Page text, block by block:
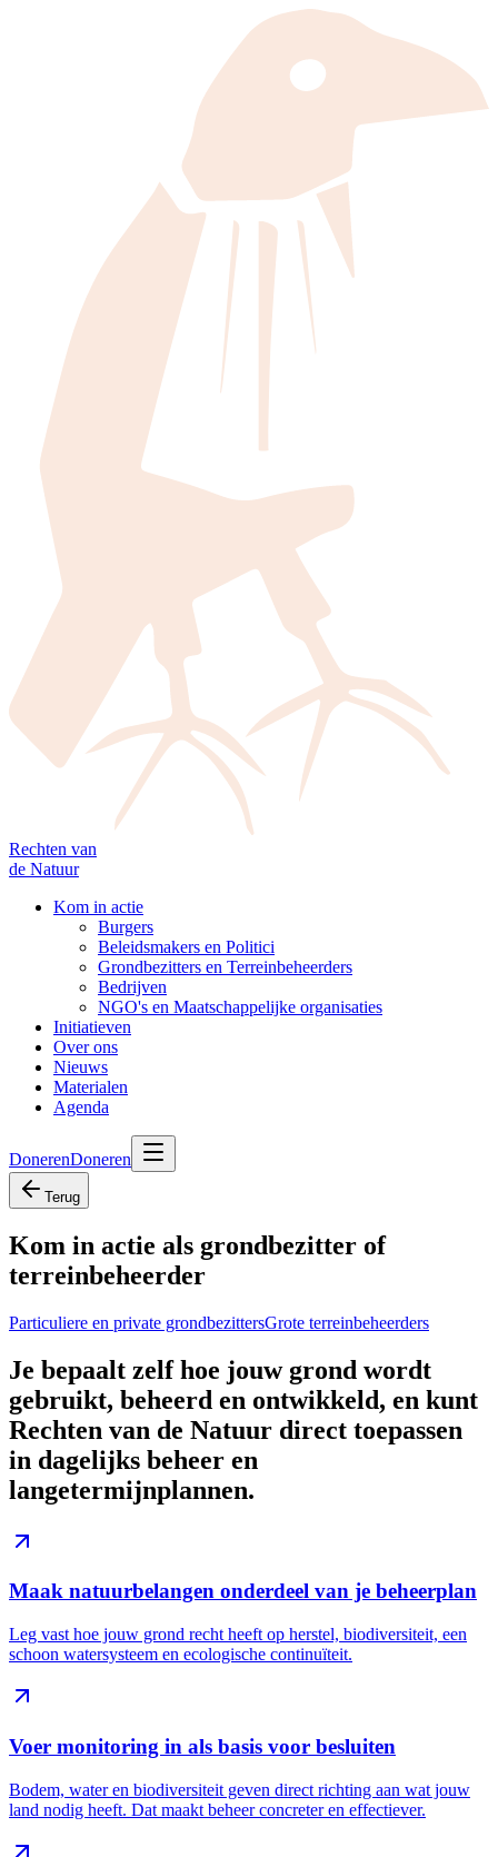
Rechten van
de Natuur
Kom in actie
Burgers
Beleidsmakers en Politici
Grondbezitters en Terreinbeheerders
Bedrijven
NGO's en Maatschappelijke organisaties
Initiatieven
Over ons
Nieuws
Materialen
Agenda
DonerenDoneren
Terug
Kom in actie als grondbezitter of
terreinbeheerder
Particuliere en private grondbezittersGrote terreinbeheerders
Je bepaalt zelf hoe jouw grond wordt
gebruikt, beheerd en ontwikkeld, en kunt
Rechten van de Natuur direct toepassen
in dagelijks beheer en
langetermijnplannen.
Maak natuurbelangen onderdeel van je beheerplan
Leg vast hoe jouw grond recht heeft op herstel, biodiversiteit, een
schoon watersysteem en ecologische continuïteit.
Voer monitoring in als basis voor besluiten
Bodem, water en biodiversiteit geven direct richting aan wat jouw
land nodig heeft. Dat maakt beheer concreter en effectiever.